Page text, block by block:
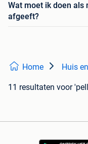
Wat moet ik doen
afgeeft?
Home Huis
11 resultaten voor